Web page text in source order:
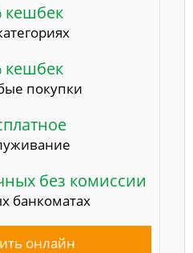
кешбек
кешбек
покупки
без комиссии
банкоматах
онлайн